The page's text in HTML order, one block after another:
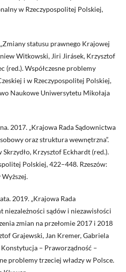
w Rzeczypospolitej Polskiej,
statusu prawnego Krajowej
Witkowski, Jiri Jirásek, Krzysztof
(red.). Współczesne problemy
i w Rzeczypospolitej Polskiej,
Naukowe Uniwersytetu Mikołaja
2017. „Krajowa Rada Sądownictwa
oraz struktura wewnętrzna”.
Skrzydło, Krzysztof Eckhardt (red.).
Polskiej, 422–448. Rzeszów:
Wyższej.
2019. „Krajowa Rada
niezależności sądów i niezawisłości
zmian na przełomie 2017 i 2018
Grajewski, Jan Kremer, Gabriela
– Praworządność –
problemy trzeciej władzy w Polsce.